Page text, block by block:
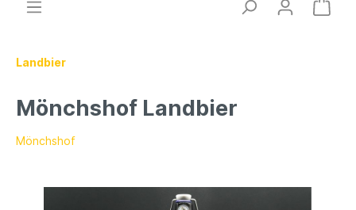
Landbier
Mönchshof Landbier
Mönchshof